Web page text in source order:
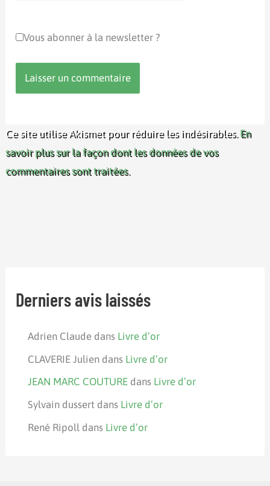
Vous abonner à la newsletter ?
Ce site utilise Akismet pour réduire les indésirables. En
savoir plus sur la façon dont les données de vos
commentaires sont traitées.
Derniers avis laissés
Adrien Claude dans Livre d’or
CLAVERIE Julien dans Livre d’or
JEAN MARC COUTURE dans Livre d’or
Sylvain dussert dans Livre d’or
René Ripoll dans Livre d’or